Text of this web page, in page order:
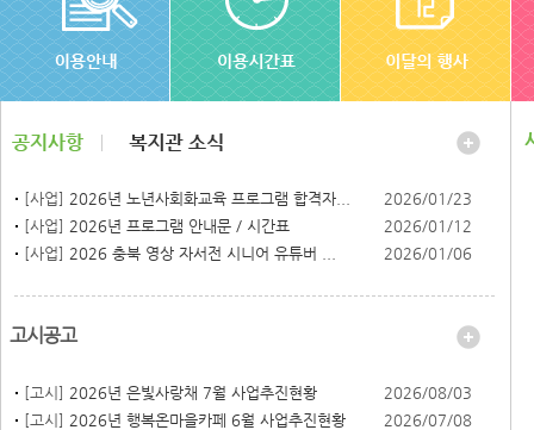
[사업] 2026년 노년사회화교육 프로그램 합격자...
2026/01/23
[사업] 2026년 프로그램 안내문 / 시간표
2026/01/12
[사업] 2026 충북 영상 자서전 시니어 유튜버 ... 2026/01/06
고시공고
[고시] 2026년 은빛사랑채 7월 사업추진현황
2026/08/03
[고시] 2026년 행복온마을카페 6월 사업추진현황
2026/07/08